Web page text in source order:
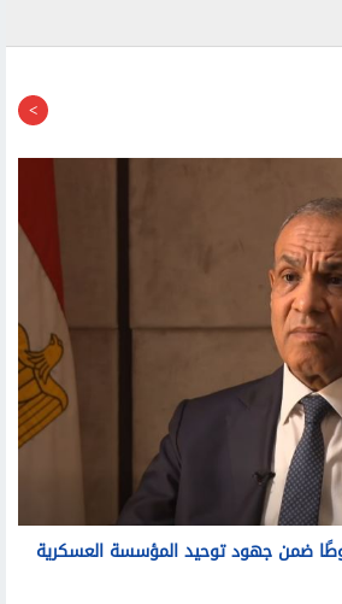
ضمن جهود توحيد المؤسسة العسكرية